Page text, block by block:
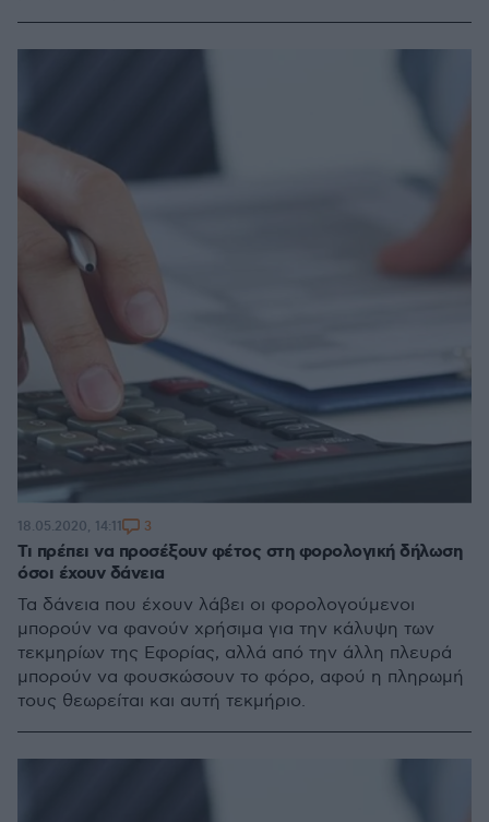
Τι πρέπει να προσέξουν φέτος στη φορολογική δήλωση
όσοι έχουν δάνεια
Τα δάνεια που έχουν λάβει οι φορολογούμενοι
μπορούν να φανούν χρήσιμα για την κάλυψη των
τεκμηρίων της Εφορίας, αλλά από την άλλη πλευρά
μπορούν να φουσκώσουν το φόρο, αφού η πληρωμή
τους θεωρείται και αυτή τεκμήριο.
18.05.2020, 14:11 3